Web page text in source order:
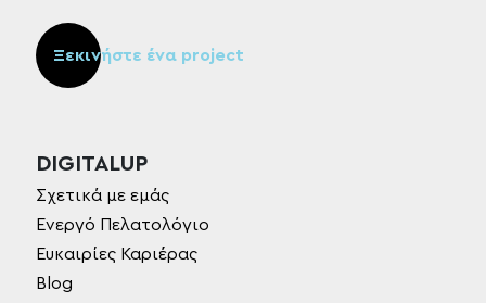
Ξεκινήστε ένα project
DIGITALUP
Σχετικά με εμάς
Ενεργό Πελατολόγιο
Ευκαιρίες Καριέρας
Blog